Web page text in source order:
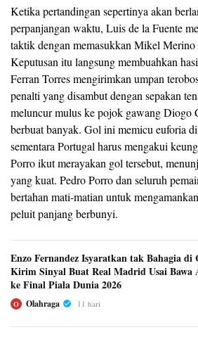
Ketika pertandingan sepertinya akan
perpanjangan waktu, Luis de la Fuente
taktik dengan memasukkan Mikel Merino
Keputusan itu langsung membuahkan
Ferran Torres mengirimkan umpan
penalti yang disambut dengan sepakan
meluncur mulus ke pojok gawang Diogo
berbuat banyak. Gol ini memicu euforia
sementara Portugal harus mengakui
Porro ikut merayakan gol tersebut,
yang kuat. Pedro Porro dan seluruh
bertahan mati-matian untuk
peluit panjang berbunyi.
Enzo Fernandez Isyaratkan tak Bahagia di
Kirim Sinyal Buat Real Madrid Usai Bawa
ke Final Piala Dunia 2026
O Olahraga 11 hari